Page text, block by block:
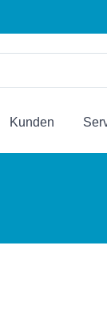
Kunden